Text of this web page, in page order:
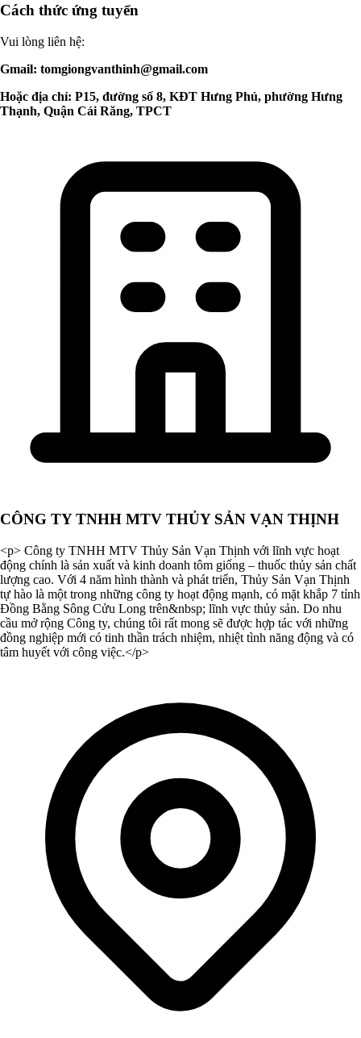
Cách thức ứng tuyển
Vui lòng liên hệ:
Gmail: tomgiongvanthinh@gmail.com
Hoặc địa chỉ: P15, đường số 8, KĐT Hưng Phú, phường Hưng
Thạnh, Quận Cái Răng, TPCT
CÔNG TY TNHH MTV THỦY SẢN VẠN THỊNH
<p> Công ty TNHH MTV Thủy Sản Vạn Thịnh với lĩnh vực hoạt
động chính là sản xuất và kinh doanh tôm giống – thuốc thủy sản chất
lượng cao. Với 4 năm hình thành và phát triển, Thủy Sản Vạn Thịnh
tự hào là một trong những công ty hoạt động mạnh, có mặt khắp 7 tỉnh
Đồng Bằng Sông Cửu Long trên&nbsp; lĩnh vực thủy sản. Do nhu
cầu mở rộng Công ty, chúng tôi rất mong sẽ được hợp tác với những
đồng nghiệp mới có tinh thần trách nhiệm, nhiệt tình năng động và có
tâm huyết với công việc.</p>